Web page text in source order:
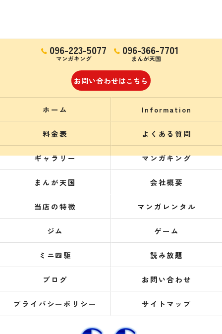
096-223-5077
マンガキング
096-366-7701
まんが天国
お問い合わせはこちら
ホーム Information
料金表 よくある質問
ギャラリー マンガキング
まんが天国 会社概要
当店の特徴 マンガレンタル
ジム ゲーム
ミニ四駆 読み放題
ブログ お問い合わせ
プライバシーポリシー サイトマップ